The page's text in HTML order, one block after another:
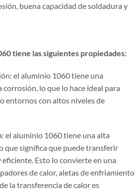
buena capacidad de soldadura y
tiene las siguientes propiedades:
el aluminio 1060 tiene una
corrosión, lo que lo hace ideal para
entornos con altos niveles de
el aluminio 1060 tiene una alta
que significa que puede transferir
Esto lo convierte en una
de calor, aletas de enfriamiento
la transferencia de calor es